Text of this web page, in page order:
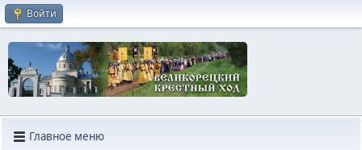
Войти
Главное меню